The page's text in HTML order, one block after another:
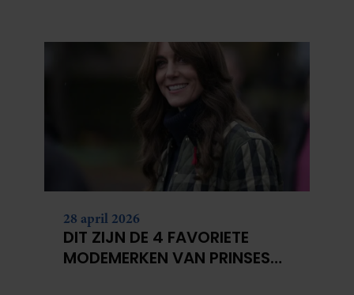
28 april 2026
DIT ZIJN DE 4 FAVORIETE
MODEMERKEN VAN PRINSES